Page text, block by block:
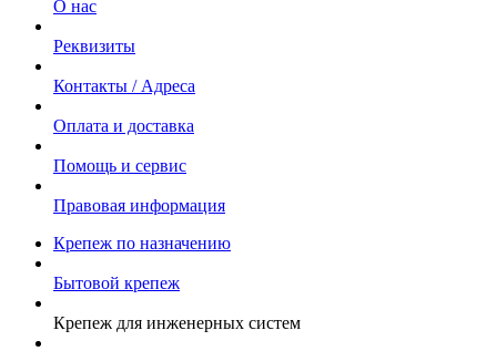
О нас
Реквизиты
Контакты / Адреса
Оплата и доставка
Помощь и сервис
Правовая информация
Крепеж по назначению
Бытовой крепеж
Крепеж для инженерных систем